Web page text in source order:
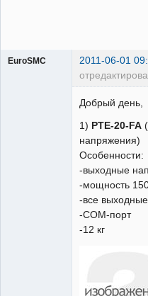
EuroSMC 2011-06-01
Добрый день,
1) PTE-20-FA
напряжения)
Особенности:
-выходные
-мощность
-все
-СОМ-порт
-12 кг